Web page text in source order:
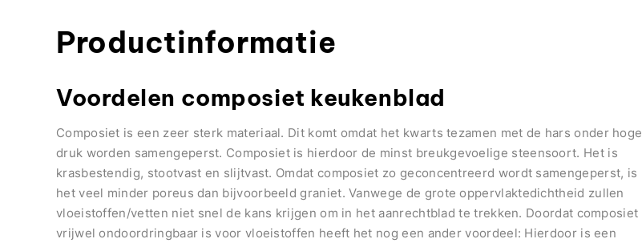
Productinformatie
Voordelen composiet keukenblad
Composiet is een zeer sterk materiaal. Dit komt omdat het kwarts tezamen met de hars onder hoge
druk worden samengeperst. Composiet is hierdoor de minst breukgevoelige steensoort. Het is
krasbestendig, stootvast en slijtvast. Omdat composiet zo geconcentreerd wordt samengeperst, is
het veel minder poreus dan bijvoorbeeld graniet. Vanwege de grote oppervlaktedichtheid zullen
vloeistoffen/vetten niet snel de kans krijgen om in het aanrechtblad te trekken. Doordat composiet
vrijwel ondoordringbaar is voor vloeistoffen heeft het nog een ander voordeel: Hierdoor is een